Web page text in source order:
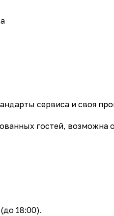
сервиса и своя
гостей, возможна
18:00).